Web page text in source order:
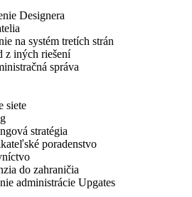
Designera
na systém tretích strán
z iných riešení
správa
siete
stratégia
poradenstvo
do zahraničia
administrácie Upgates